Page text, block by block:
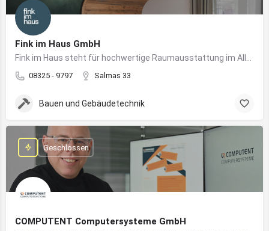
Fink im Haus GmbH
08325 - 9797 Salmas 33
Bauen und Gebäudetechnik
COMPUTENT Computersysteme GmbH
Geschlossen